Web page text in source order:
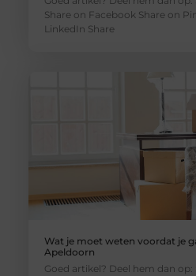
Share on Facebook Share on
LinkedIn Share
Wat je moet weten voordat je
Apeldoorn
Goed artikel? Deel hem dan op: